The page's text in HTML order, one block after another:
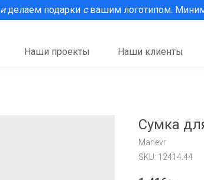
Наши клиенты
Наши проекты
иделаем подарки свашим логотипом.
Сумка
Manevr
SKU: 12414.44